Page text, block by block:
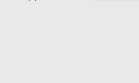
si le traitement est